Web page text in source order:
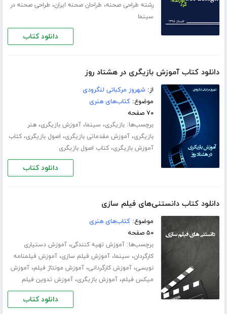
رشته طراحی صحنه، طراحان صحنه ایران، طراحی صحنه در
سینما
دانلود کتاب
دانلود کتاب آموزش بازیگری در هشتاد روز
از:شهروز مرکباتی لنگرودی
موضوع:کتاب‌های هنری
۷۰ صفحه
برچسب‌ها:بازیگری، سینما،آموزش بازیگری،هنر
بازیگری،آموزش مقدماتی بازیگری، اصول بازیگری،کتاب
آموزش بازیگری،کتاب اصول بازیگری
دانلود کتاب
دانلود کتاب دانستنی‌های فیلم سازی
موضوع:کتاب‌های هنری
۵۰ صفحه
برچسب‌ها:آموزش تهیه کنندگی،آموزش دستیاری
کارگردان، سینما،آموزش فیلم سازی،آموزش فیلمنامه
نویسی،آموزش کارگردانی،آموزش مونتاژ فیلم،آموزش
میکس فیلم،آموزش بازیگری،آموزش تدوین فیلم
دانلود کتاب